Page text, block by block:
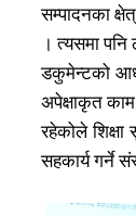
सम्पादनका
। त्यसमा
डकुमेन्टको
अपेक्षाकृत
रहेकोले
सहकार्य गर्ने